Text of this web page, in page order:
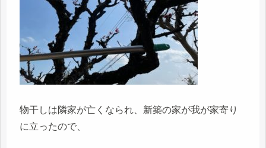
物干しは隣家が亡くなられ、新築の家が我が家寄り
に立ったので、